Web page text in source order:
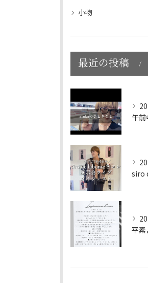
小物
最近の投稿